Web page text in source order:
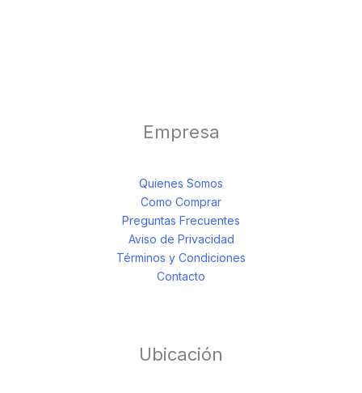
Empresa
Quienes Somos
Como Comprar
Preguntas Frecuentes
Aviso de Privacidad
Términos y Condiciones
Contacto
Ubicación